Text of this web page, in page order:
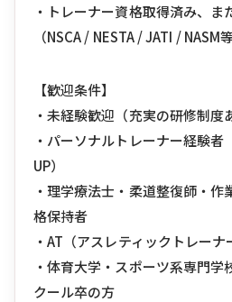
・トレーナー資格取得済み、ま
（NSCA / NESTA / JATI / NASM等
【歓迎条件】
・未経験歓迎（充実の研修制度
・パーソナルトレーナー経験者
UP）
・理学療法士・柔道整復師・作
格保持者
・AT（アスレティックトレー
・体育大学・スポーツ系専門学
クール卒の方